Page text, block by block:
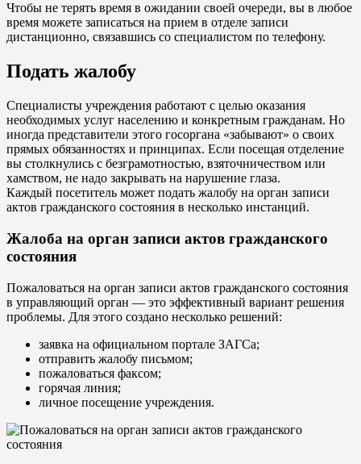
Чтобы не терять время в ожидании своей очереди, вы в любое
время можете записаться на прием в отделе записи
дистанционно, связавшись со специалистом по телефону.
Подать жалобу
Специалисты учреждения работают с целью оказания
необходимых услуг населению и конкретным гражданам. Но
иногда представители этого госоргана «забывают» о своих
прямых обязанностях и принципах. Если посещая отделение
вы столкнулись с безграмотностью, взяточничеством или
хамством, не надо закрывать на нарушение глаза.
Каждый посетитель может подать жалобу на орган записи
актов гражданского состояния в несколько инстанций.
Жалоба на орган записи актов гражданского
состояния
Пожаловаться на орган записи актов гражданского состояния
в управляющий орган — это эффективный вариант решения
проблемы. Для этого создано несколько решений:
заявка на официальном портале ЗАГСа;
отправить жалобу письмом;
пожаловаться факсом;
горячая линия;
личное посещение учреждения.